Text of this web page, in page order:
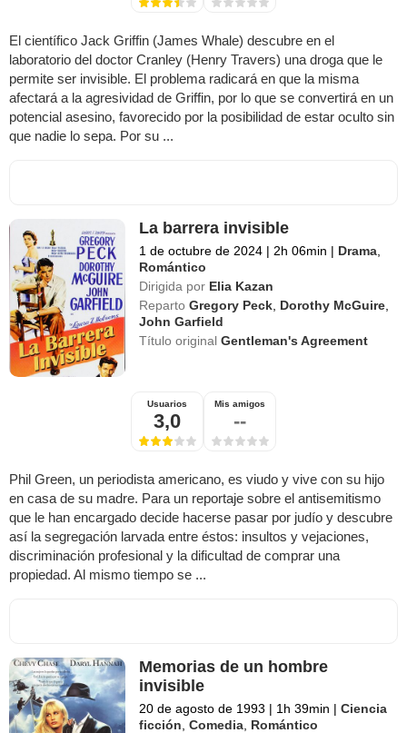
El científico Jack Griffin (James Whale) descubre en el
laboratorio del doctor Cranley (Henry Travers) una droga que le
permite ser invisible. El problema radicará en que la misma
afectará a la agresividad de Griffin, por lo que se convertirá en un
potencial asesino, favorecido por la posibilidad de estar oculto sin
que nadie lo sepa. Por su ...
La barrera invisible
1 de octubre de 2024 | 2h 06min | Drama
Romántico
Dirigida por Elia Kazan
Reparto Gregory Peck Dorothy McGuire
John Garfield
Título originalGentleman's Agreement
Usuarios
3,0
Mis amigos
--
Phil Green, un periodista americano, es viudo y vive con su hijo
en casa de su madre. Para un reportaje sobre el antisemitismo
que le han encargado decide hacerse pasar por judío y descubre
así la segregación larvada entre éstos: insultos y vejaciones,
discriminación profesional y la dificultad de comprar una
propiedad. Al mismo tiempo se ...
Memorias de un hombre
invisible
20 de agosto de 1993 | 1h 39min | Ciencia
ficción ,Comedia Romántico